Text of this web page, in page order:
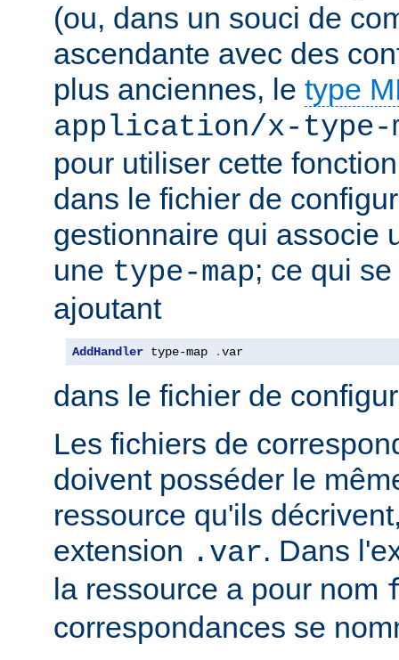
(ou, dans un souci de
ascendante avec des
plus anciennes, le type
application/x-type-
pour utiliser cette
dans le fichier de
gestionnaire qui associe
une type-map; ce qui
ajoutant
AddHandler type-map .var
dans le fichier de
Les fichiers de
doivent posséder le
ressource qu'ils
extension .var. Dans
la ressource a pour nom
correspondances se